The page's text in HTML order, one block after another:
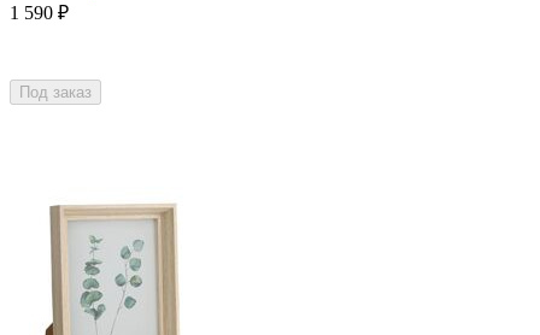
1 590 ₽
Под заказ